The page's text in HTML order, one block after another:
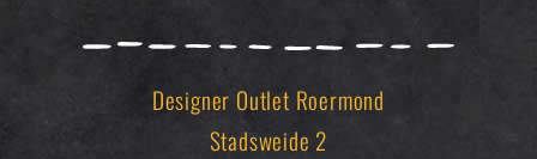
Designer Outlet Roermond
Stadsweide 2